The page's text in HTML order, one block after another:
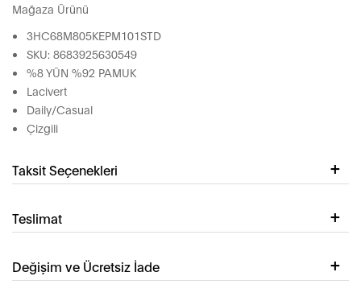
Mağaza Ürünü
3HC68M805KEPM101STD
SKU: 8683925630549
%8 YÜN %92 PAMUK
Lacivert
Daily/Casual
Çizgili
Taksit Seçenekleri
Teslimat
Değişim ve Ücretsiz İade